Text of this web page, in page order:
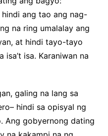
ang tao ang nag-
na ring umalalay ang
at hindi tayo-tayo
isa’t isa. Karaniwan na
galing na lang sa
hindi sa opisyal ng
Ang gobyernong dating